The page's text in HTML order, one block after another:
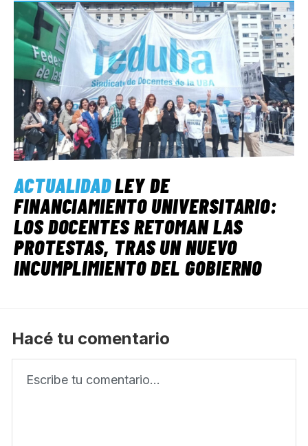
ACTUALIDADLEY DE
FINANCIAMIENTO UNIVERSITARIO:
LOS DOCENTES RETOMAN LAS
PROTESTAS, TRAS UN NUEVO
INCUMPLIMIENTO DEL GOBIERNO
Hacé tu comentario